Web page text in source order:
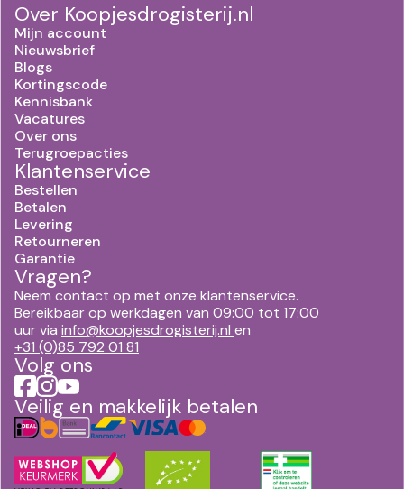
Over Koopjesdrogisterij.nl
Mijn account
Nieuwsbrief
Blogs
Kortingscode
Kennisbank
Vacatures
Over ons
Terugroepacties
Klantenservice
Bestellen
Betalen
Levering
Retourneren
Garantie
Vragen?
Neem contact op met onze klantenservice.
Bereikbaar op werkdagen van 09:00 tot 17:00
uur via info@koopjesdrogisterij.nl en
+31 (0)85 792 01 81
Volg ons
Veilig en makkelijk betalen